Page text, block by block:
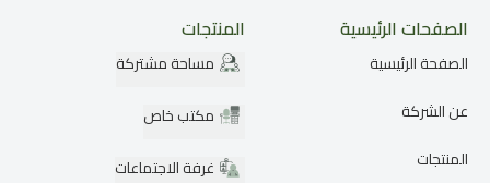
الصفحات الرئيسية
الصفحة الرئيسية
عن الشركة
المنتجات
المنتجات
مساحة مشتركة
مكتب خاص
غرفة الاجتماعات